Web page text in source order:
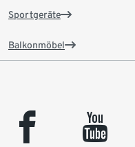
Sportgeräte
Balkonmöbel
facebook youtube